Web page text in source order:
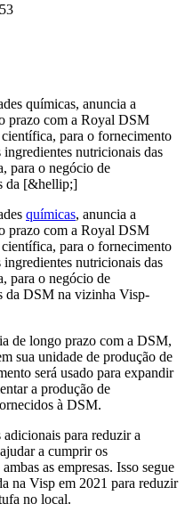
químicas, anuncia a
prazo com a Royal DSM
para o fornecimento
nutricionais das
para o negócio de
da [&hellip;]
químicas, anuncia a
prazo com a Royal DSM
para o fornecimento
nutricionais das
para o negócio de
da DSM na vizinha Visp-
de longo prazo com a DSM,
sua unidade de produção de
será usado para expandir
a produção de
à DSM.
para reduzir a
a cumprir os
as empresas. Isso segue
na Visp em 2021 para reduzir
no local.